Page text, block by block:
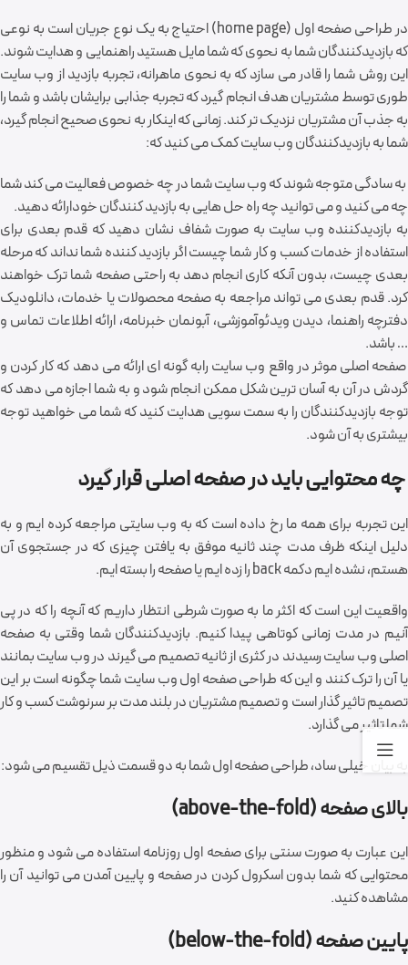
در طراحی صفحه اول (home page) احتیاج به یک نوع جریان است به نوعی
که بازدیدکنندگان شما به نحوی که شما مایل هستید راهنمایی و هدایت شوند.
این روش شما را قادر می سازد که به نحوی ماهرانه، تجربه بازدید از وب سایت
طوری توسط مشتریان هدف انجام گیرد که تجربه جذابی برایشان باشد و شما را
به جذب آن مشتریان نزدیک تر کند. زمانی که اینکار به نحوی صحیح انجام گیرد،
شما به بازدیدکنندگان وب سایت کمک می کنید که:
به سادگی متوجه شوند که وب سایت شما در چه خصوص فعالیت می کند شما
چه می کنید و می توانید چه راه حل هایی به بازدید کنندگان خودارائه دهید.
به بازدیدکننده وب سایت به صورت شفاف نشان دهید که قدم بعدی برای
استفاده از خدمات کسب و کار شما چیست اگر بازدید کننده شما نداند که مرحله
بعدی چیست، بدون آنکه کاری انجام دهد به راحتی صفحه شما ترک خواهند
کرد. قدم بعدی می تواند مراجعه به صفحه محصولات یا خدمات، دانلودیک
دفترچه راهنما، دیدن ویدئوآموزشی، آبونمان خبرنامه، ارائه اطلاعات تماس و
… باشد.
صفحه اصلی موثر در واقع وب سایت رابه گونه ای ارائه می دهد که کار کردن و
گردش در آن به آسان ترین شکل ممکن انجام شود و به شما اجازه می دهد که
توجه بازدیدکنندگان را به سمت سویی هدایت کنید که شما می خواهید توجه
بیشتری به آن شود.
چه محتوایی باید در صفحه اصلی قرار گیرد
این تجربه برای همه ما رخ داده است که به وب سایتی مراجعه کرده ایم و به
دلیل اینکه ظرف مدت چند ثانیه موفق به یافتن چیزی که در جستجوی آن
هستم، نشده ایم دکمه back را زده ایم یا صفحه را بسته ایم.
واقعیت این است که اکثر ما به صورت شرطی انتظار داریم که آنچه را که در پی
آنیم در مدت زمانی کوتاهی پیدا کنیم. بازدیدکنندگان شما وقتی به صفحه
اصلی وب سایت رسیدند در کثری از ثانیه تصمیم می گیرند در وب سایت بمانند
یا آن را ترک کنند و این که طراحی صفحه اول وب سایت شما چگونه است بر این
تصمیم تاثیر گذار است و تصمیم مشتریان در بلند مدت بر سرنوشت کسب و کار
شما تاثیر می گذارد.
به بیان خیلی ساد، طراحی صفحه اول شما به دو قسمت ذیل تقسیم می شود:
بالای صفحه (above-the-fold)
این عبارت به صورت سنتی برای صفحه اول روزنامه استفاده می شود و منظور
محتوایی که شما بدون اسکرول کردن در صفحه و پایین آمدن می توانید آن را
مشاهده کنید.
پایین صفحه (below-the-fold)